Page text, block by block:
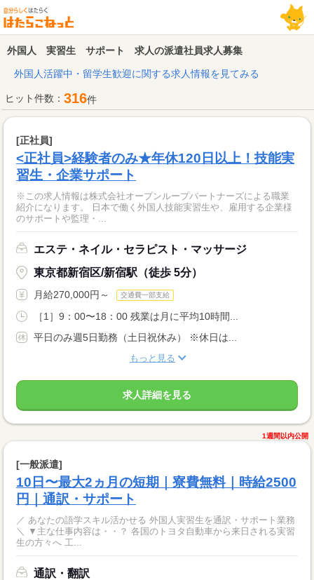
外国人 実習生 サポート 求人の派遣社員求人募集
外国人活躍中・留学生歓迎に関する求人情報を見てみる
ヒット件数： 316件
[正社員]
<正社員>経験者のみ★年休120日以上！技能実
習生・企業サポート
※この求人情報は株式会社オープンループパートナーズによる職業
紹介になります。 日本で働く外国人技能実習生や、雇用する企業様
のサポートや監理・...
エステ・ネイル・セラピスト・マッサージ
東京都新宿区/新宿駅（徒歩 5分）
月給270,000円～ 交通費一部支給
［1］9：00〜18：00 残業は月に平均10時間...
平日のみ週5日勤務（土日祝休み） ※休日は...
もっと見る
求人詳細を見る
1週間以内公開
[一般派遣]
10日〜最大2ヵ月の短期｜寮費無料｜時給2500
円｜通訳・サポート
／ あなたの語学スキル活かせる 外国人実習生を通訳・サポート業務
＼ ▼主な仕事内容は・・？ 各国のトヨタ自動車から来日される実習
生の方々へ 工...
通訳・翻訳